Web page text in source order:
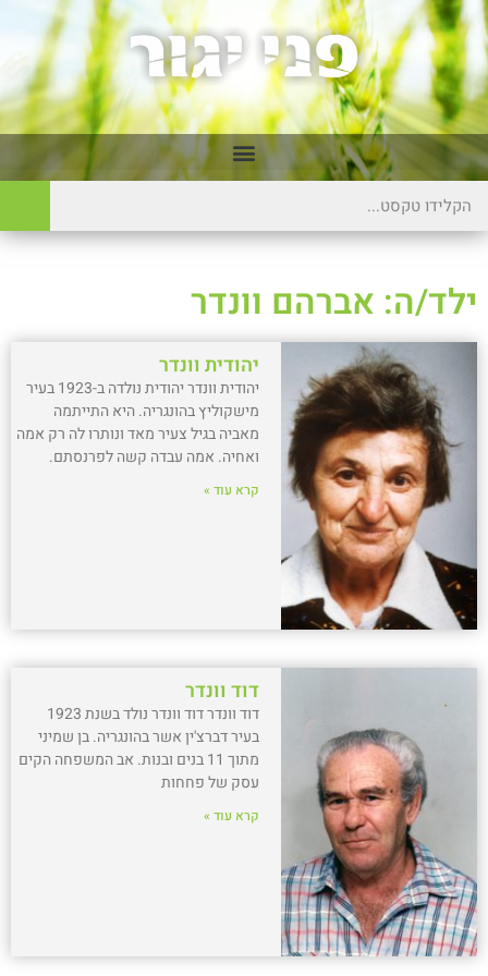
ילד/ה: אברהם וונדר
יהודית וונדר
יהודית וונדר יהודית נולדה ב-1923 בעיר
מישקוליץ בהונגריה. היא התייתמה
מאביה בגיל צעיר מאד ונותרו לה רק אמה
ואחיה. אמה עבדה קשה לפרנסתם.
קרא עוד »
דוד וונדר
דוד וונדר דוד וונדר נולד בשנת 1923
בעיר דברצ'ין אשר בהונגריה. בן שמיני
מתוך 11 בנים ובנות. אב המשפחה הקים
עסק של פחחות
קרא עוד »